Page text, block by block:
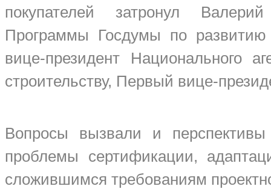
покупателей затронул
Программы Госдумы по развитию
вице-президент Национального
строительству, Первый вице-
Вопросы вызвали и перспективы
проблемы сертификации,
сложившимся требованиям